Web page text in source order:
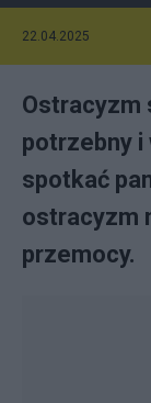
22.04.2025
Ostracyzm
potrzebny i
spotkać
ostracyzm
przemocy.